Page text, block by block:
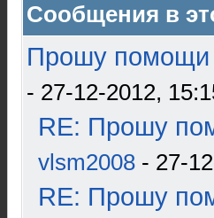
Сообщения в
Прошу помощи
- 27-12-2012,
RE: Прошу
vlsm2008 - 27-
RE: Прошу